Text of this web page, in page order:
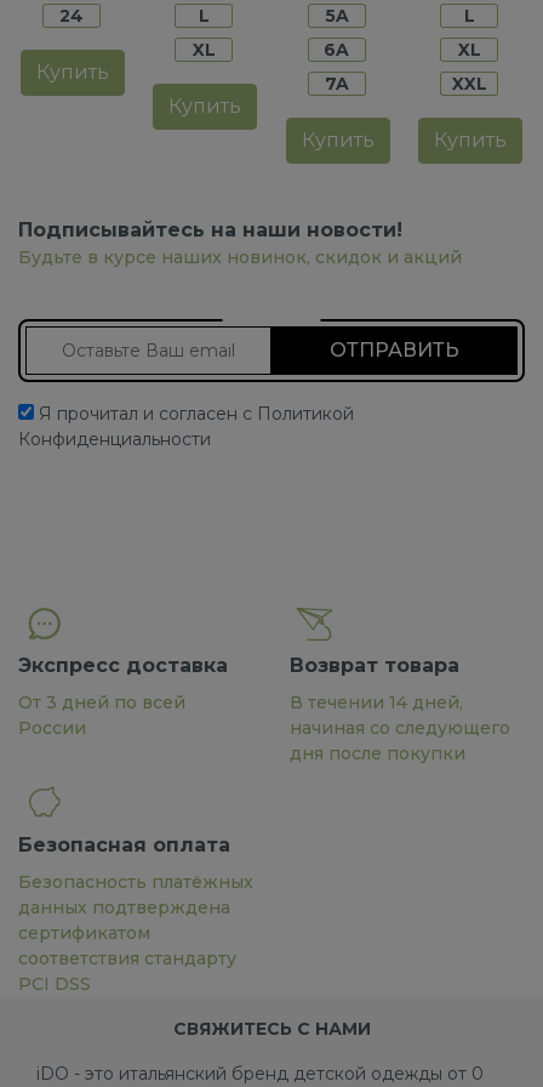
24
Купить
L
XL
Купить
5A
6A
7A
Купить
L
XL
XXL
Купить
Подписывайтесь на наши новости!
Будьте в курсе наших новинок, скидок и акций
Я прочитал и согласен с Политикой
Конфиденциальности
Экспресс доставка
От 3 дней по всей
России
Возврат товара
В течении 14 дней,
начиная со следующего
дня после покупки
Безопасная оплата
Безопасность платёжных
данных подтверждена
сертификатом
соответствия стандарту
PCI DSS
СВЯЖИТЕСЬ С НАМИ
iDO - это итальянский бренд детской одежды от 0